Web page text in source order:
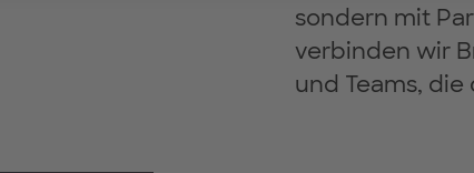
sondern mit
verbinden wir
und Teams,